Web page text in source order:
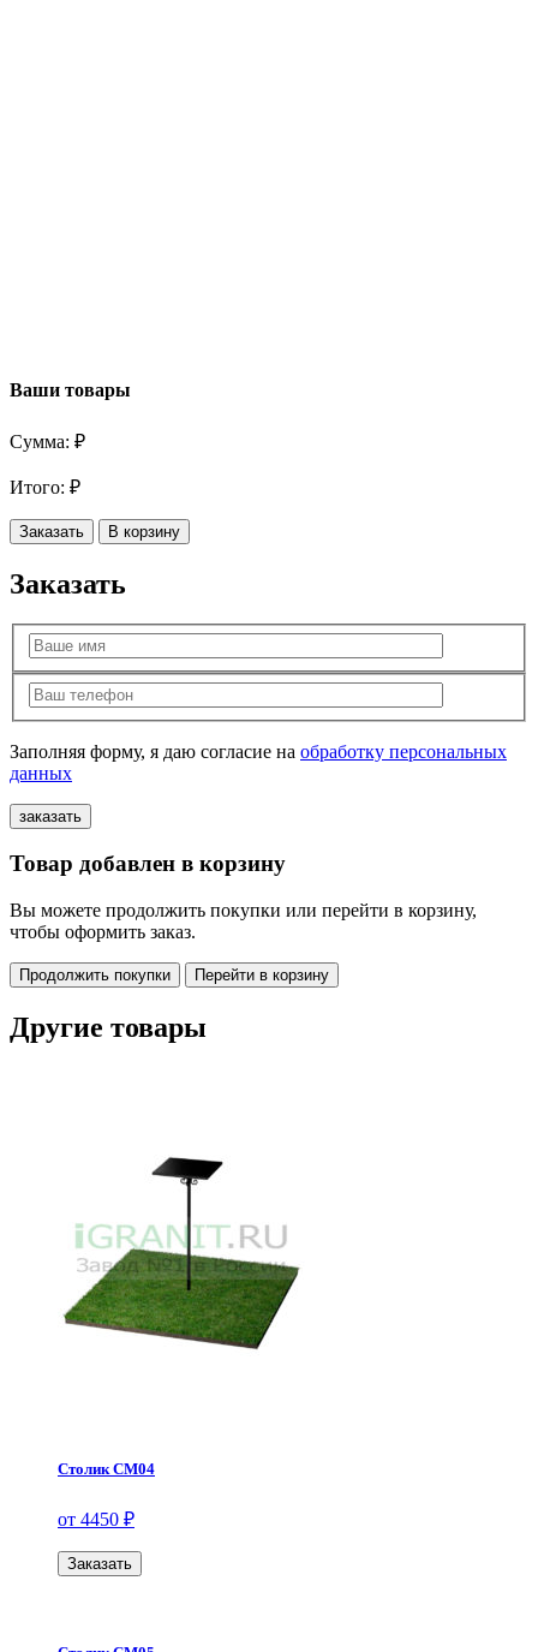
Ваши товары
Сумма: ₽
Итого: ₽
Заказать В корзину
Заказать
Заполняя форму, я даю согласие на обработку персональных
данных
Товар добавлен в корзину
Вы можете продолжить покупки или перейти в корзину,
чтобы оформить заказ.
Продолжить покупки Перейти в корзину
Другие товары
Столик СМ04
от 4450 ₽
Заказать